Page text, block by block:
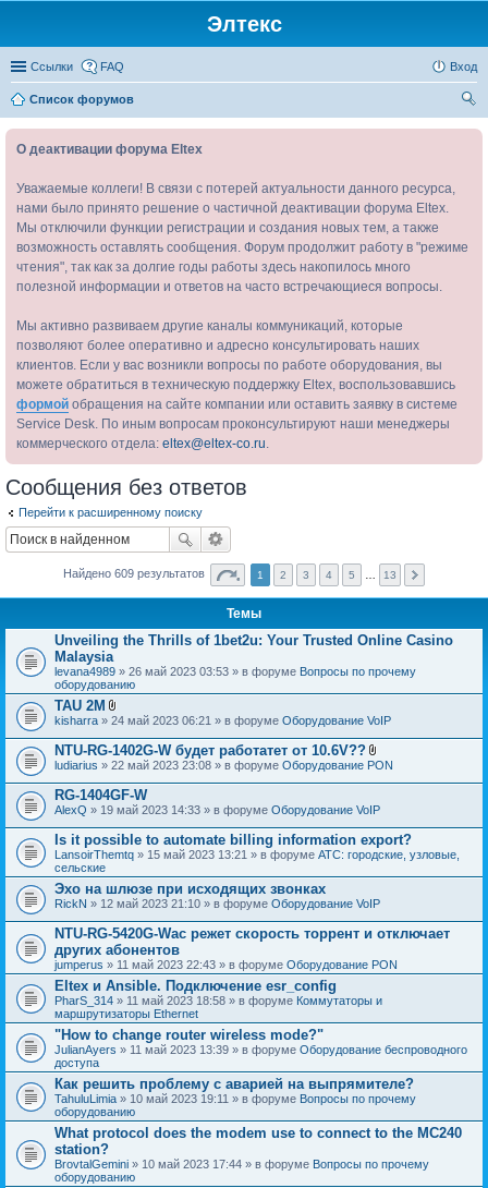
Элтекс
Ссылки FAQ Вход
Список форумов
О деактивации форума Eltex
Уважаемые коллеги! В связи с потерей актуальности данного ресурса,
нами было принято решение о частичной деактивации форума Eltex.
Мы отключили функции регистрации и создания новых тем, а также
возможность оставлять сообщения. Форум продолжит работу в "режиме
чтения", так как за долгие годы работы здесь накопилось много
полезной информации и ответов на часто встречающиеся вопросы.
Мы активно развиваем другие каналы коммуникаций, которые
позволяют более оперативно и адресно консультировать наших
клиентов. Если у вас возникли вопросы по работе оборудования, вы
можете обратиться в техническую поддержку Eltex, воспользовавшись
формой обращения на сайте компании или оставить заявку в системе
Service Desk. По иным вопросам проконсультируют наши менеджеры
коммерческого отдела: eltex@eltex-co.ru.
Сообщения без ответов
Перейти к расширенному поиску
Найдено 609 результатов 1 2 3 4 5 13
Темы
Unveiling the Thrills of 1bet2u: Your Trusted Online Casino
Malaysia
levana4989 » 26 май 2023 03:53 » в форуме Вопросы по прочему
оборудованию
TAU 2M
В
о
ж
е
н
и
я
kisharra » 24 май 2023 06:21 » в форуме Оборудование VoIP
NTU-RG-1402G-W будет работатет от 10.6V??
В
о
е
н
и
я
ludiarius » 22 май 2023 23:08 » в форуме Оборудование PON
RG-1404GF-W
AlexQ » 19 май 2023 14:33 » в форуме Оборудование VoIP
Is it possible to automate billing information export?
LansoirThemtq » 15 май 2023 13:21 » в форуме АТС: городские, узловые,
сельские
Эхо на шлюзе при исходящих звонках
RickN » 12 май 2023 21:10 » в форуме Оборудование VoIP
NTU-RG-5420G-Wac режет скорость торрент и отключает
других абонентов
jumperus » 11 май 2023 22:43 » в форуме Оборудование PON
Eltex и Ansible. Подключение esr_config
PharS_314 » 11 май 2023 18:58 » в форуме Коммутаторы и
маршрутизаторы Ethernet
"How to change router wireless mode?"
JulianAyers » 11 май 2023 13:39 » в форуме Оборудование беспроводного
доступа
Как решить проблему с аварией на выпрямителе?
TahuluLimia » 10 май 2023 19:11 » в форуме Вопросы по прочему
оборудованию
What protocol does the modem use to connect to the MC240
station?
BrovtalGemini » 10 май 2023 17:44 » в форуме Вопросы по прочему
оборудованию